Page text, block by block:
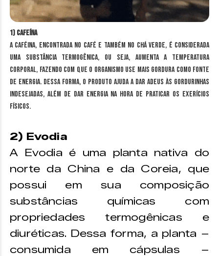
1) Cafeína
A caféina, encontrada no café e também no chá verde, é considerada
uma substância termogênica, ou seja, aumenta a temperatura
corporal, fazendo com que o organismo use mais gordura como fonte
de energia. Dessa forma, o produto ajuda a dar adeus às gordurinhas
indesejadas, além de dar energia na hora de praticar os exerícios
físicos.
2) Evodia
A Evodia é uma planta nativa do
norte da China e da Coreia, que
possui em sua composição
substâncias químicas com
propriedades termogênicas e
diuréticas. Dessa forma, a planta –
consumida em cápsulas –